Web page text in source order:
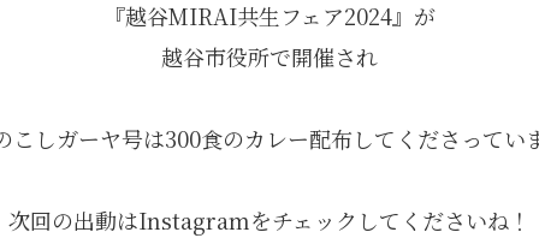
『越谷MIRAI共生フェア2024』が
越谷市役所で開催され
こしガーヤ号は300食のカレー配布してくださってい
次回の出動はInstagramをチェックしてくださいね！